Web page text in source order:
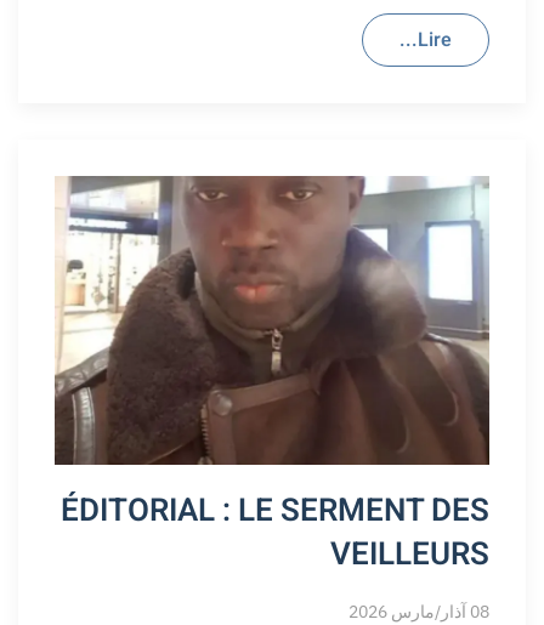
Lire...
ÉDITORIAL : LE SERMENT DES
VEILLEURS
08 آذار/مارس 2026